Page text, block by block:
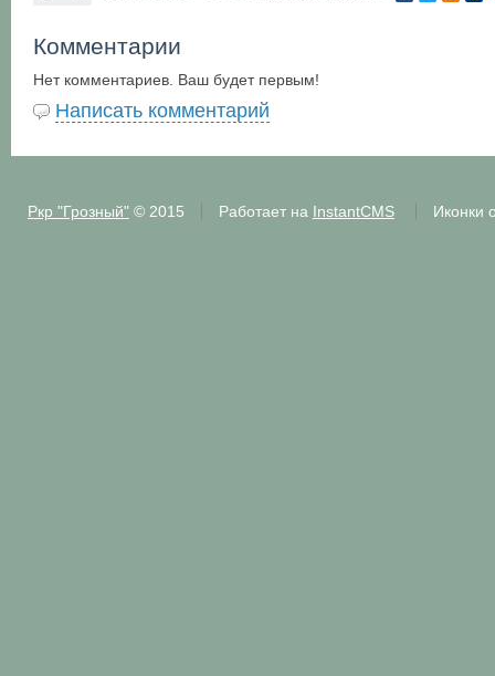
Комментарии
Нет комментариев. Ваш будет первым!
Написать комментарий
Ркр "Грозный"© 2015 Работает на InstantCMS Иконки